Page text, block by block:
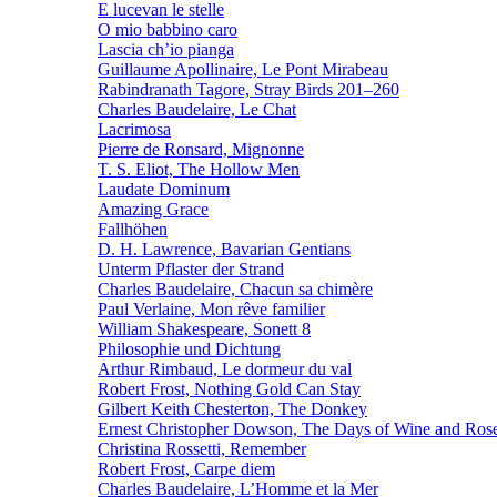
E lucevan le stelle
O mio babbino caro
Lascia ch’io pianga
Guillaume Apollinaire, Le Pont Mirabeau
Rabindranath Tagore, Stray Birds 201–260
Charles Baudelaire, Le Chat
Lacrimosa
Pierre de Ronsard, Mignonne
T. S. Eliot, The Hollow Men
Laudate Dominum
Amazing Grace
Fallhöhen
D. H. Lawrence, Bavarian Gentians
Unterm Pflaster der Strand
Charles Baudelaire, Chacun sa chimère
Paul Verlaine, Mon rêve familier
William Shakespeare, Sonett 8
Philosophie und Dichtung
Arthur Rimbaud, Le dormeur du val
Robert Frost, Nothing Gold Can Stay
Gilbert Keith Chesterton, The Donkey
Ernest Christopher Dowson, The Days of Wine and
Christina Rossetti, Remember
Robert Frost, Carpe diem
Charles Baudelaire, L’Homme et la Mer